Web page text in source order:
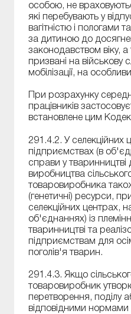
особою, не
які перебувають у
вагітністю і пологами
за дитиною до
законодавством віку,
призвані на військову
мобілізації, на
При розрахунку
працівників
встановлене цим
291.4.2. У селекційних
підприємствах (в
справи у тваринництві
виробництва
товаровиробника
(генетичні) ресурси,
селекційних центрах,
об'єднаннях) із
тваринництві та
підприємствам для
поголів'я тварин.
291.4.3. Якщо
товаровиробник
перетворення, поділу
відповідними нормами